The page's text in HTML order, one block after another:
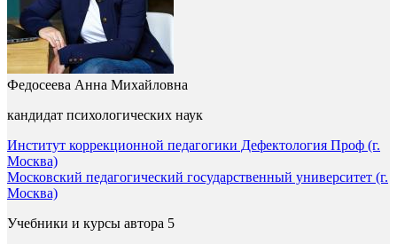
Федосеева Анна Михайловна
кандидат психологических наук
Институт коррекционной педагогики Дефектология Проф (г.
Москва)
Московский педагогический государственный университет (г.
Москва)
Учебники и курсы автора 5